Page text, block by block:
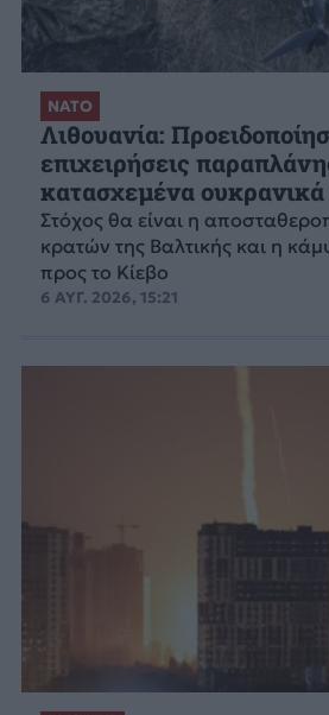
ΝΑΤΟ
Λιθουανία:
επιχειρήσεις
κατασχεμένα
Στόχος θα είναι η
κρατών της Βαλτικής και η
προς το Κίεβο
6 ΑΥΓ. 2026, 15:21